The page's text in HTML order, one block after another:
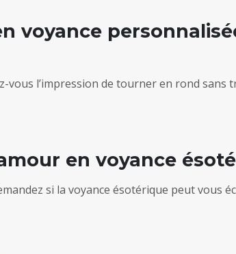
voyance
vous l’impression de tourner en rond sans
en voyance
si la voyance ésotérique peut vous